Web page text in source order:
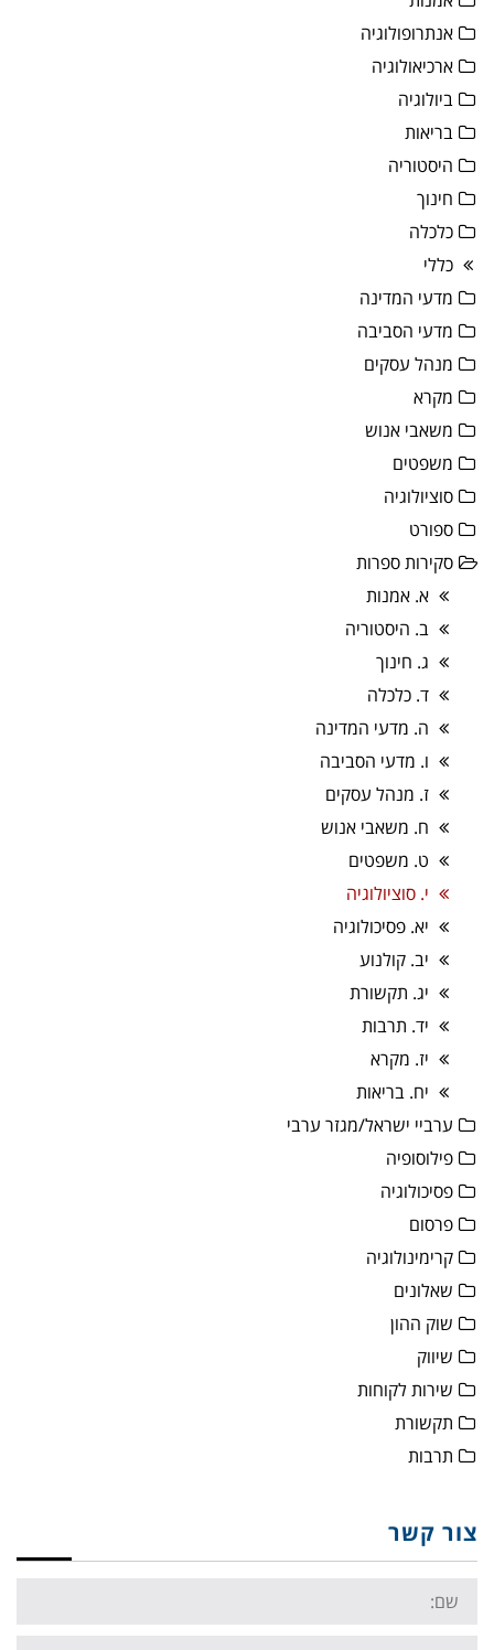
אנתרופולוגיה
ארכיאולוגיה
ביולוגיה
בריאות
היסטוריה
חינוך
כלכלה
כללי
מדעי המדינה
מדעי הסביבה
מנהל עסקים
מקרא
משאבי אנוש
משפטים
סוציולוגיה
ספורט
סקירות ספרות
א. אמנות
ב. היסטוריה
ג. חינוך
ד. כלכלה
ה. מדעי המדינה
ו. מדעי הסביבה
ז. מנהל עסקים
ח. משאבי אנוש
ט. משפטים
י. סוציולוגיה
יא. פסיכולוגיה
יב. קולנוע
יג. תקשורת
יד. תרבות
יז. מקרא
יח. בריאות
ערביי ישראל/מגזר ערבי
פילוסופיה
פסיכולוגיה
פרסום
קרימינולוגיה
שאלונים
שוק ההון
שיווק
שירות לקוחות
תקשורת
תרבות
צור קשר
Name:
Email: